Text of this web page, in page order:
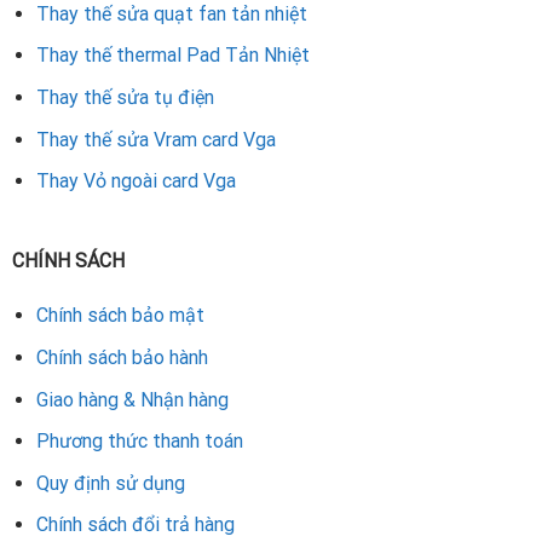
mạnh mẽ và ổn định lâu dài.
Rate this product
Thay thế sửa quạt fan tản nhiệt
Thay thế thermal Pad Tản Nhiệt
Thay thế sửa tụ điện
Thay thế sửa Vram card Vga
Thay Vỏ ngoài card Vga
CHÍNH SÁCH
Chính sách bảo mật
Chính sách bảo hành
Giao hàng & Nhận hàng
Phương thức thanh toán
Quy định sử dụng
Chính sách đổi trả hàng